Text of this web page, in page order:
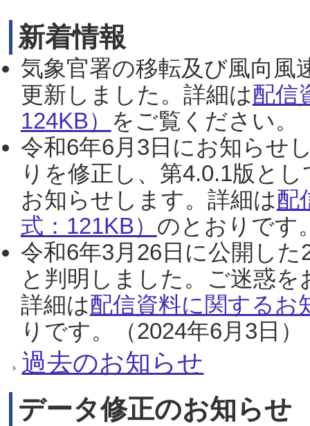
新着情報
気象官署の移転及び風向風
更新しました。詳細は配信
124KB） をご覧ください。
令和6年6月3日にお知らせ
りを修正し、第4.0.1版と
お知らせします。詳細は配
式：121KB） のとおりです
令和6年3月26日に公開し
と判明しました。ご迷惑
詳細は配信資料に関するお
りです。（2024年6月3日）
過去のお知らせ
データ修正のお知らせ